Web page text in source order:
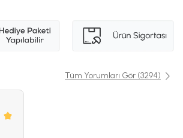
Tüm Yorumları Gör (3294)